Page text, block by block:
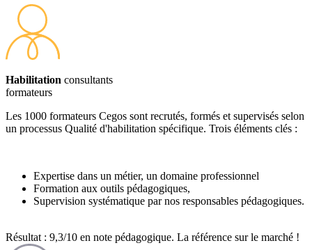
Habilitation consultants
formateurs
Les 1000 formateurs Cegos sont recrutés, formés et supervisés selon
un processus Qualité d'habilitation spécifique. Trois éléments clés :
Expertise dans un métier, un domaine professionnel
Formation aux outils pédagogiques,
Supervision systématique par nos responsables pédagogiques.
Résultat : 9,3/10 en note pédagogique. La référence sur le marché !